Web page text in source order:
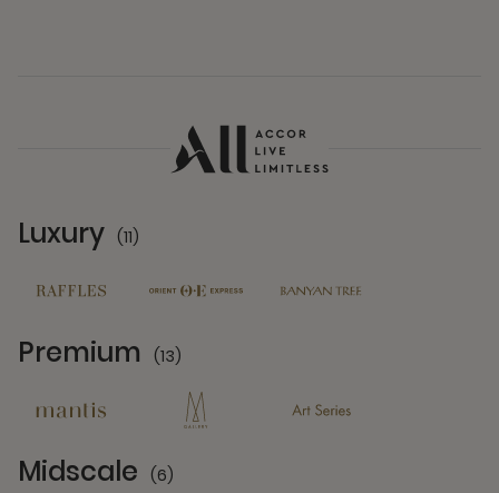
Luxury (11)
Premium (13)
Midscale (6)